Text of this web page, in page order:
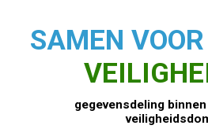
SAMEN VOOR
gegevensdeling